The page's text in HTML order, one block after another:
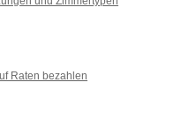
Raten bezahlen